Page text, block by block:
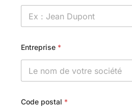
Entreprise *
Code postal *